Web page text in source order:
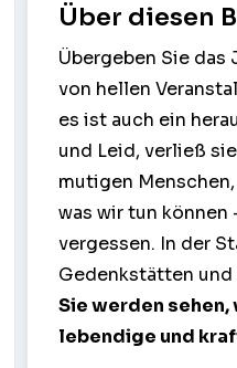
Über diesen
Übergeben Sie das
von hellen
es ist auch ein
und Leid, verließ
mutigen
was wir tun können
vergessen. In der
Gedenkstätten und
Sie werden
lebendige und